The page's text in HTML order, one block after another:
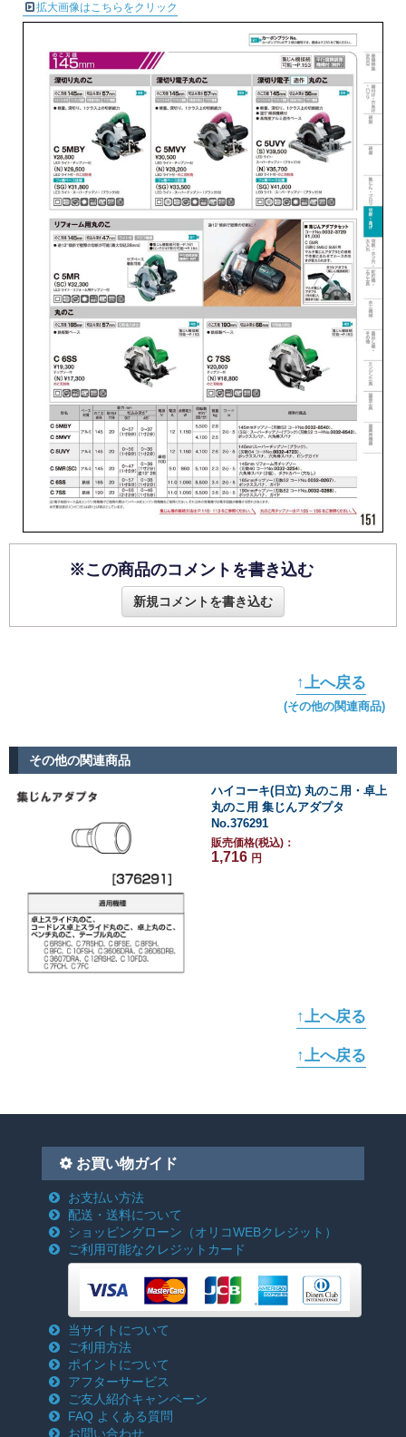
拡大画像はこちらをクリック
※この商品のコメントを書き込む
新規コメントを書き込む
↑上へ戻る
(その他の関連商品)
その他の関連商品
ハイコーキ(日立) 丸のこ用・卓上
丸のこ用 集じんアダプタ
No.376291
販売価格(税込)：
1,716 円
↑上へ戻る
↑上へ戻る
お買い物ガイド
お支払い方法
配送・送料について
ショッピングローン （オリコWEBクレジット）
ご利用可能なクレジットカード
当サイトについて
ご利用方法
ポイントについて
アフターサービス
ご友人紹介キャンペーン
FAQ よくある質問
お問い合わせ